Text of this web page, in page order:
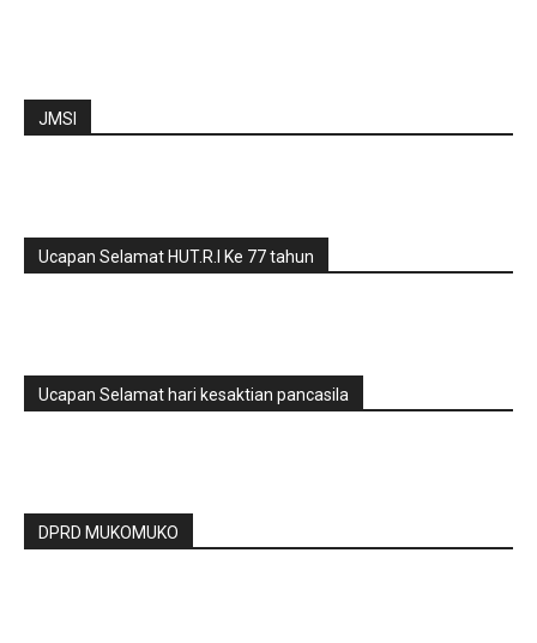
JMSI
Ucapan Selamat HUT.R.I Ke 77 tahun
Ucapan Selamat hari kesaktian pancasila
DPRD MUKOMUKO